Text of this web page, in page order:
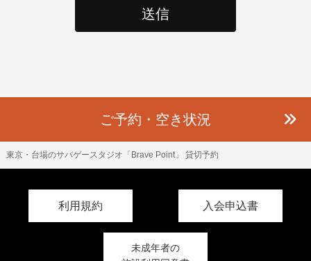
ご予約・空き状況
東京・台場のサバゲースタジオ「Brave Point」 貸切予約
利用規約 入会申込書
未成年者の